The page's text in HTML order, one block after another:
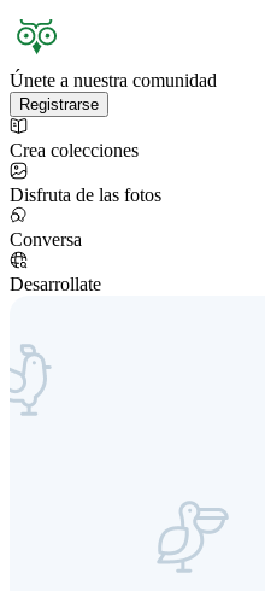
Únete a nuestra comunidad
Registrarse
Crea colecciones
Disfruta de las fotos
Conversa
Desarrollate